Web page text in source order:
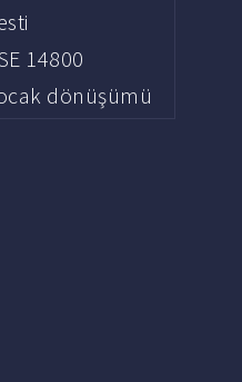
14800
dönüşümü